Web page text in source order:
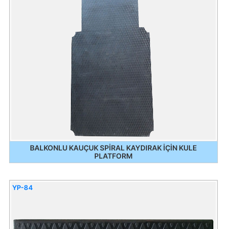
BALKONLU KAUÇUK SPİRAL KAYDIRAK İÇİN KULE
PLATFORM
YP-84